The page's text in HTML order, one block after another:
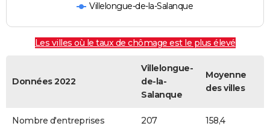
Villelongue-de-la-Salanque
Les villes où le taux de chômage est le plus élevé
Données 2022
Villelongue-
de-la-
Salanque
Moyenne
des villes
Nombre d'entreprises 207 158,4